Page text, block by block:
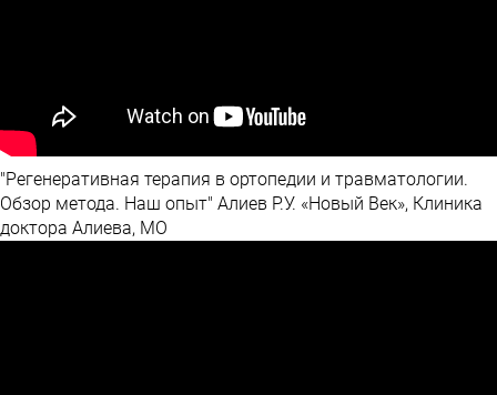
"Регенеративная терапия в ортопедии и травматологии.
Обзор метода. Наш опыт" Алиев Р.У. «Новый Век», Клиника
доктора Алиева, МО